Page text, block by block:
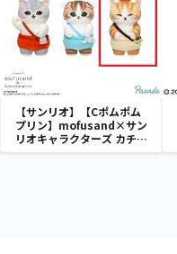
【サンリオ】【Cポムポム
プリン】mofusand×サン
リオキャラクターズ カチュ
ーシャマスコット②